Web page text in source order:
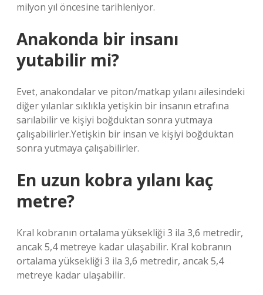
milyon yıl öncesine tarihleniyor.
Anakonda bir insanı
yutabilir mi?
Evet, anakondalar ve piton/matkap yılanı ailesindeki
diğer yılanlar sıklıkla yetişkin bir insanın etrafına
sarılabilir ve kişiyi boğduktan sonra yutmaya
çalışabilirler.Yetişkin bir insan ve kişiyi boğduktan
sonra yutmaya çalışabilirler.
En uzun kobra yılanı kaç
metre?
Kral kobranın ortalama yüksekliği 3 ila 3,6 metredir,
ancak 5,4 metreye kadar ulaşabilir. Kral kobranın
ortalama yüksekliği 3 ila 3,6 metredir, ancak 5,4
metreye kadar ulaşabilir.